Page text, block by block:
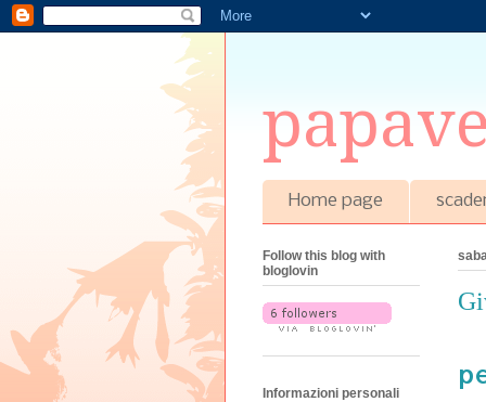
Home page
Follow this blog with
bloglovin
Informazioni personali